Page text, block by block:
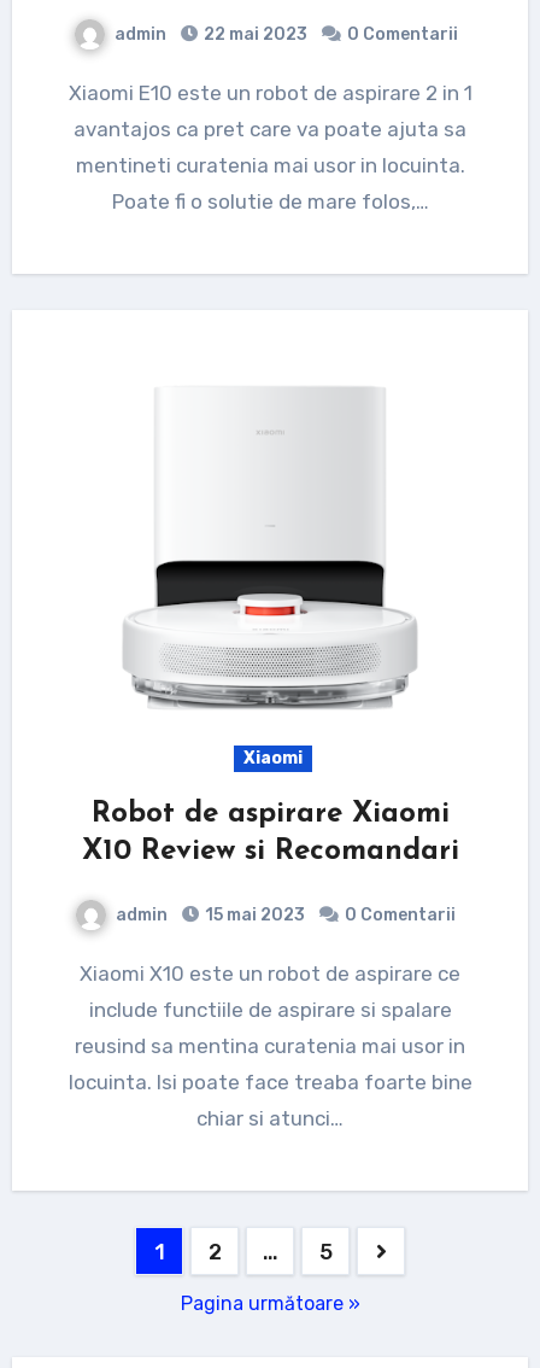
admin 22 mai 2023 0 Comentarii
Xiaomi E10 este un robot de aspirare 2 in 1
avantajos ca pret care va poate ajuta sa
mentineti curatenia mai usor in locuinta.
Poate fi o solutie de mare folos,…
Xiaomi
Robot de aspirare Xiaomi
X10 Review si Recomandari
admin 15 mai 2023 0 Comentarii
Xiaomi X10 este un robot de aspirare ce
include functiile de aspirare si spalare
reusind sa mentina curatenia mai usor in
locuinta. Isi poate face treaba foarte bine
chiar si atunci…
Navigare
1 2 … 5
Pagina următoare »